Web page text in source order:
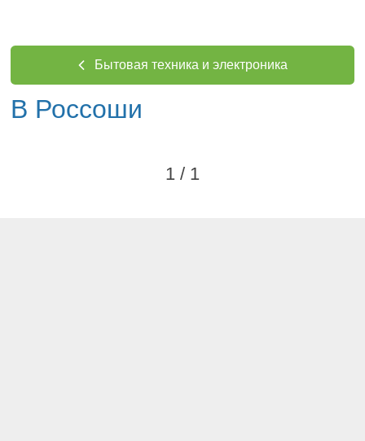
Бытовая техника и электроника
В Россоши
1 / 1